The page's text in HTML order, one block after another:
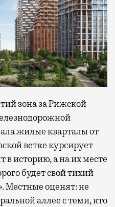
зона за Рижской
жилые кварталы от
ветке курсирует
в историю, а на их месте
будет свой тихий
Местные оценят: не
аллее с теми, кто